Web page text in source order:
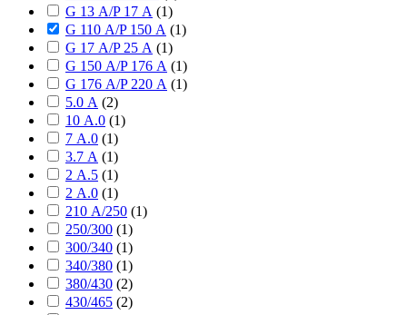
G 13 А/P 17 А (1)
G 110 А/P 150 А (1)
G 17 А/P 25 А (1)
G 150 А/P 176 А (1)
G 176 А/P 220 А (1)
5.0 А (2)
10 А.0 (1)
7 А.0 (1)
3.7 А (1)
2 А.5 (1)
2 А.0 (1)
210 А/250 (1)
250/300 (1)
300/340 (1)
340/380 (1)
380/430 (2)
430/465 (2)